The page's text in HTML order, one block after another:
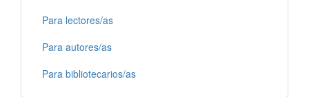
Para lectores/as
Para autores/as
Para bibliotecarios/as